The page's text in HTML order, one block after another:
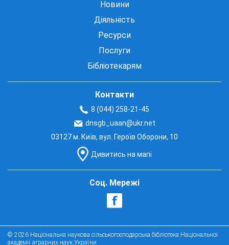
Новини
Діяльність
Ресурси
Послуги
Бібліотекарям
Контакти
8 (044) 258-21-45
dnsgb_uaan@ukr.net
03127 м. Київ, вул. Героїв Оборони, 10
Дивитись на мапі
Соц. Мережі
© 2026 Національна наукова сільськогосподарська бібліотека Національної
академії аграрних наук України